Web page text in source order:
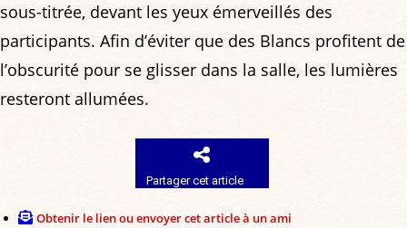
sous-titrée, devant les yeux émerveillés des
participants. Afin d’éviter que des Blancs profitent de
l’obscurité pour se glisser dans la salle, les lumières
resteront allumées.
Partager cet article
Obtenir le lien ou envoyer cet article à un ami